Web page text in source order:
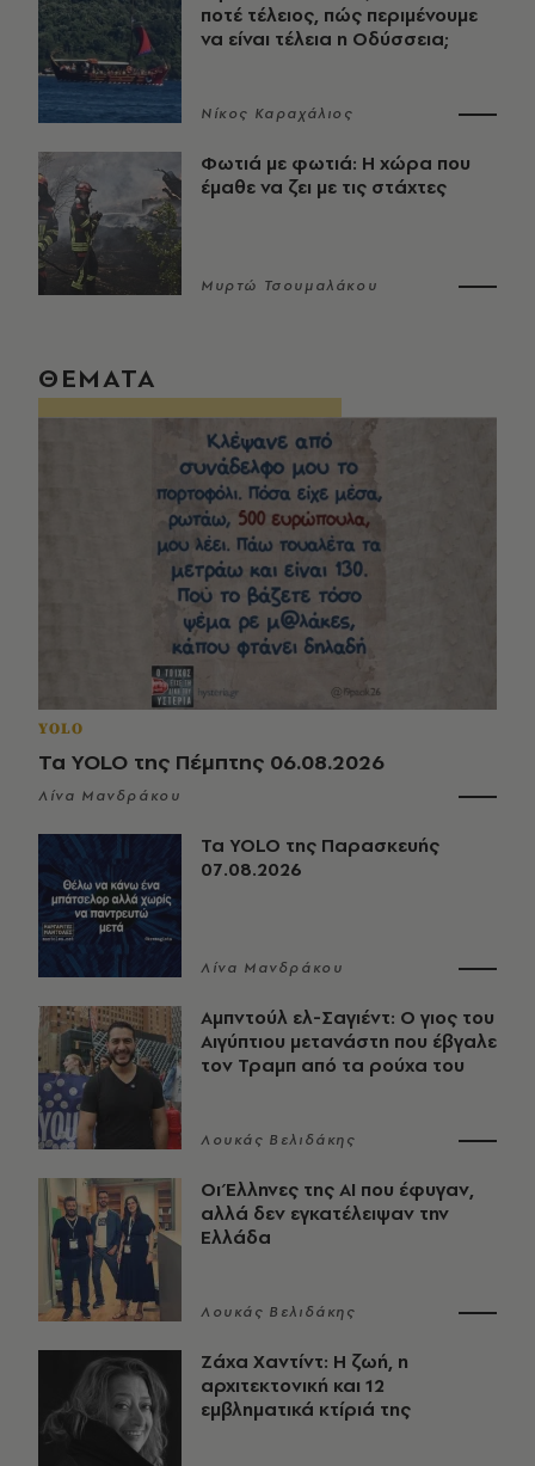
ποτέ τέλειος, πώς περιμένουμε
να είναι τέλεια η Οδύσσεια;
Νίκος Καραχάλιος
Φωτιά με φωτιά: Η χώρα που
έμαθε να ζει με τις στάχτες
Μυρτώ Τσουμαλάκου
ΘΕΜΑΤΑ
YOLO
Τα YOLO της Πέμπτης 06.08.2026
Λίνα Μανδράκου
Τα YOLO της Παρασκευής
07.08.2026
Λίνα Μανδράκου
Αμπντούλ ελ-Σαγιέντ: Ο γιος του
Αιγύπτιου μετανάστη που έβγαλε
τον Τραμπ από τα ρούχα του
Λουκάς Βελιδάκης
Οι Έλληνες της ΑΙ που έφυγαν,
αλλά δεν εγκατέλειψαν την
Ελλάδα
Λουκάς Βελιδάκης
Ζάχα Χαντίντ: Η ζωή, η
αρχιτεκτονική και 12
εμβληματικά κτίριά της